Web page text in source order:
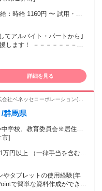
1160円 〜 試用・研
てアルバイト・パートから｣
－－－－－－
illustrator ＊Adobe
・女性活躍
DTPオペレーター、印刷会
詳細を見る
社ベネッセコーポレーション(群
群馬県
学校、教育委員会※居住地
場合は、この求人の市区町
が、通勤エリアや居住地を
＞
市]
万円以上 （一律手当を含む）
やタブレットの使用経験(年
で簡単な資料作成ができる